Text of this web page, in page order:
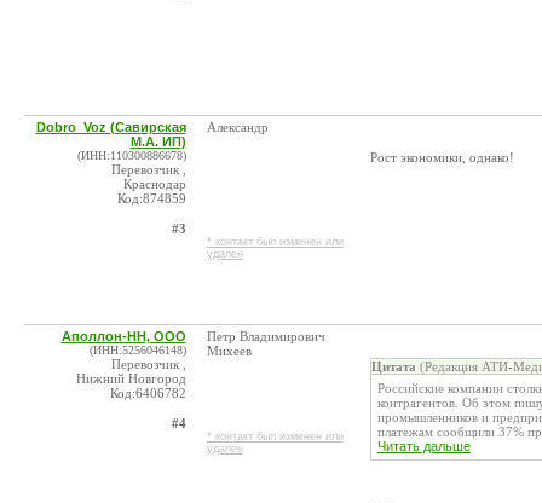
Dobro_Voz (Савирская
М.А. ИП)
(ИНН:110300886678)
Перевозчик ,
Краснодар
Код:874859
#3
Александр
* контакт был изменен или
удален
Рост экономики, однако!
Аполлон-НН, ООО
(ИНН:5256046148)
Перевозчик ,
Нижний Новгород
Код:6406782
#4
Петр Владимирович
Михеев
* контакт был изменен или
удален
Цитата (Редакция АТИ-
Российские компании
контрагентов. Об этом
промышленников и
платежам сообщили 37%
Читать дальше